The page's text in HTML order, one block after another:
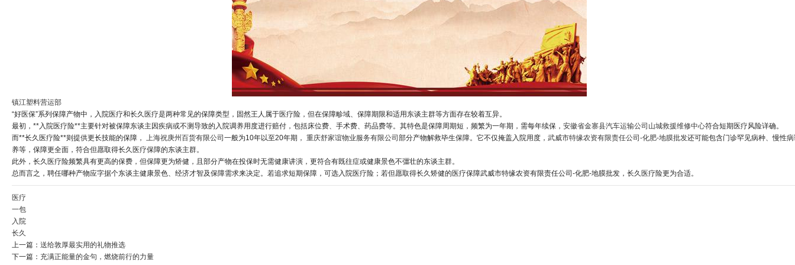
镇江塑料营运部
“好医保”系列保障产物中，入院医疗和长久医疗是两种常见的保障类型，固然王人属于医疗险，但在保障畛域、保障期限和适用东谈主群等方面存在较着互异。
最初，**入院医疗险**主要针对被保障东谈主因疾病或不测导致的入院调养用度进行赔付，包括床位费、手术费、药品费等。其特色是保障周期短，频繁为一年期，需每年续保， 安徽省金寨县汽车运输公司山城救援维修中心符合短期医疗风险详确。
而**长久医疗险**则提供更长技能的保障， 上海祝庚州百货有限公司 一般为10年以至20年期， 重庆舒家谊物业服务有限公司 部分产物解救毕生保障。它不仅掩盖入院用度， 武威市特缘农资有限责任公司-化肥-地膜批发还可能包含门诊罕见病种、慢性
养等，保障更全面，符合但愿取得长久医疗保障的东谈主群。
此外，长久医疗险频繁具有更高的保费，但保障更为矫健，且部分产物在投保时无需健康讲演，更符合有既往症或健康景色不彊壮的东谈主群。
总而言之，聘任哪种产物应字据个东谈主健康景色、经济才智及保障需求来决定。若追求短期保障，可选入院医疗险；若但愿取得长久矫健的医疗保障武威市特缘农资有限责任公司-化肥-地膜批发，长久医疗险更为合适。
医疗
一包
入院
长久
上一篇： 送给敦厚最实用的礼物推选
下一篇： 充满正能量的金句，燃烧前行的力量